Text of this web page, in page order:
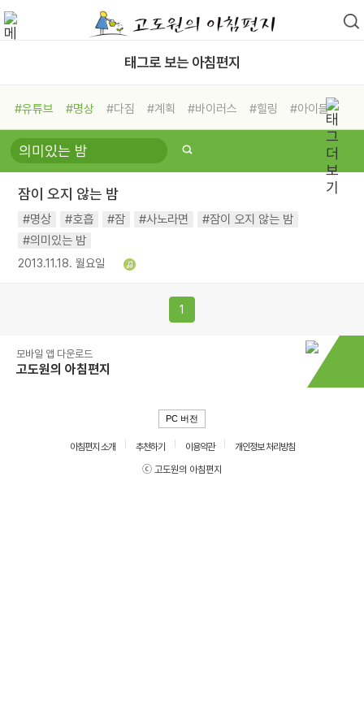
태그로 보는 아침편지
#유튜브 #명상 #다짐 #계획 #바이러스 #힐링
#아이들
#비전캠프
#독서캠프 #삶
#희망
#나눔 #친구 #링컨학교
#독서
#건강 #면역력
잠이 오지 않는 밤
#명상 #호흡 #잠 #사노라면
#잠이 오지 않는 밤
#의미있는 밤
2013.11.18. 월요일
1
모바일 앱 다운로드
고도원의 아침편지
PC 버전
아침편지 소개 추천하기 이용약관
개인정보 처리방침
ⓒ 고도원의 아침편지